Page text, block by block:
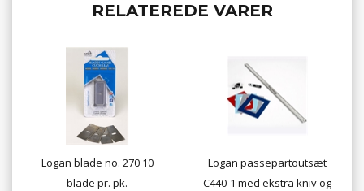
RELATEREDE VARER
Logan blade no. 270 10
blade pr. pk.
Logan passepartoutsæt
C440-1 med ekstra kniv og